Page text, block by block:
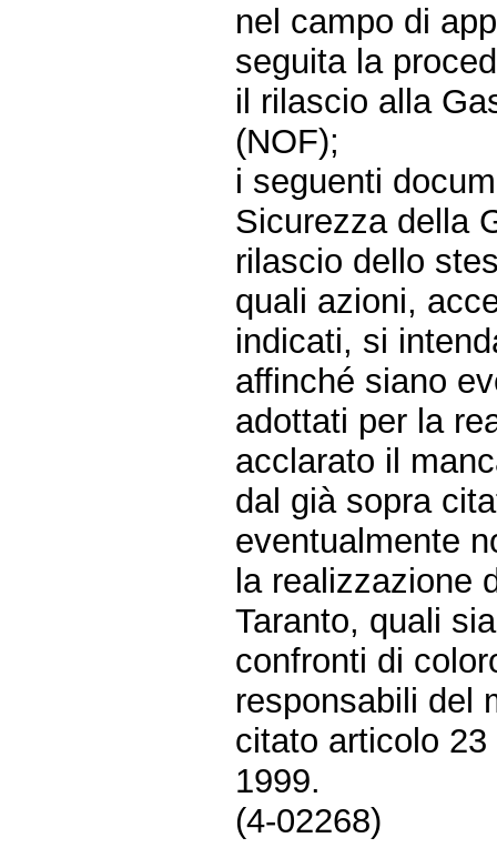
nel campo di
seguita la
il rilascio alla
(NOF);
i seguenti
Sicurezza della
rilascio dello
quali azioni,
indicati, si
affinché siano
adottati per la
acclarato il
dal già sopra
eventualmente
la realizzazione
Taranto, quali
confronti di
responsabili del
citato articolo
1999.
(4-02268)